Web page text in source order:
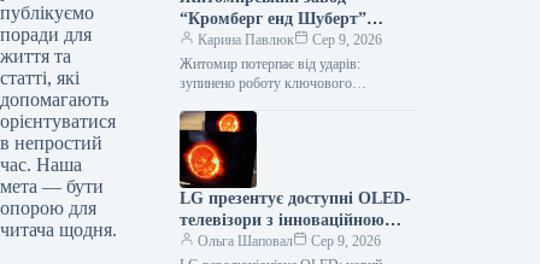
публікуємо
поради для
життя та
статті, які
допомагають
орієнтуватися
в непростий
час. Наша
мета — бути
опорою для
читача щодня.
“Кромберг енд Шуберт”
призупинив роботу: що
відомо
Карина Павлюк
Сер 9, 2026
Житомир потерпає від ударів:
зупинено роботу ключового
Внаслідок нічної атаки російських
військ значних руйнувань зазнало
підприємство…
LG презентує доступні OLED-
телевізори з інноваційною
технологією дисплеїв
Ольга Шаповал
Сер 9, 2026